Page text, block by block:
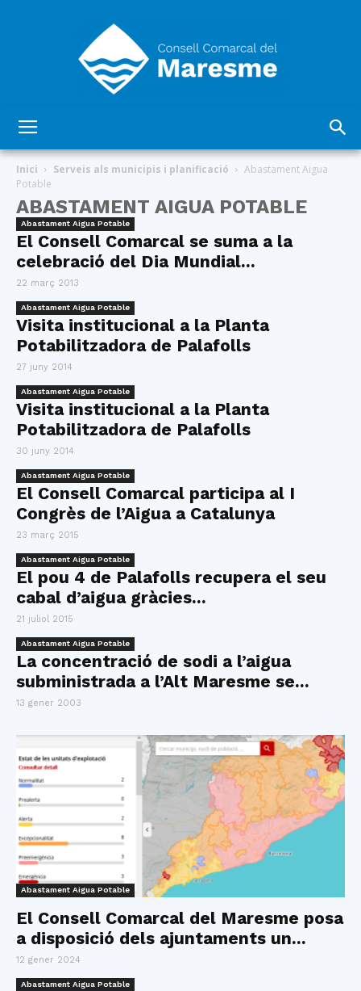
Comarcal
Inici Serveis als municipis i planificació
Abastament Aigua
Potable
ABASTAMENT AIGUA POTABLE
Abastament Aigua Potable
El Consell Comarcal se suma a la
celebració del Dia Mundial...
22 març 2013
Abastament Aigua Potable
Visita institucional a la Planta
Potabilitzadora de Palafolls
27 juny 2014
Abastament Aigua Potable
Visita institucional a la Planta
Potabilitzadora de Palafolls
30 juny 2014
Abastament Aigua Potable
El Consell Comarcal participa al I
Congrès de l’Aigua a Catalunya
23 març 2015
Abastament Aigua Potable
El pou 4 de Palafolls recupera el seu
cabal d’aigua gràcies...
21 juliol 2015
Abastament Aigua Potable
La concentració de sodi a l’aigua
subministrada a l’Alt Maresme se...
13 gener 2003
Abastament Aigua Potable
El Consell Comarcal del Maresme posa
a disposició dels ajuntaments un...
12 gener 2024
Abastament Aigua Potable